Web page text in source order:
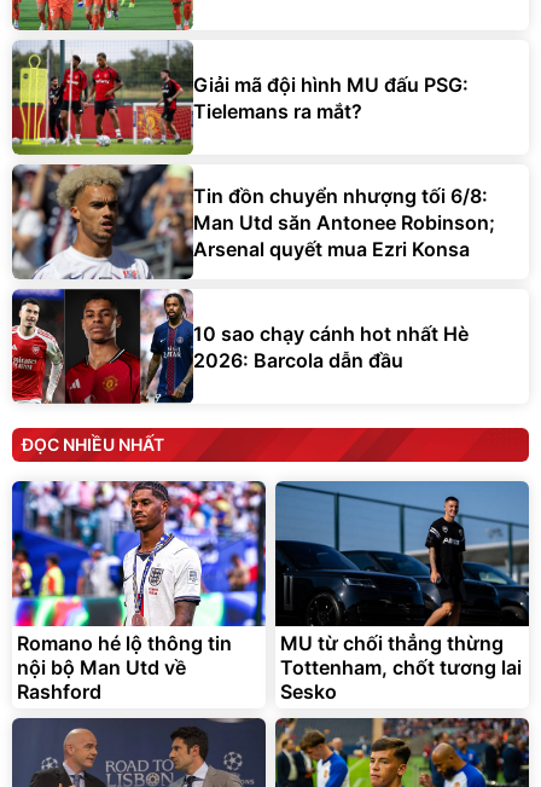
Giải mã đội hình MU đấu PSG:
Tielemans ra mắt?
Tin đồn chuyển nhượng tối 6/8:
Man Utd săn Antonee Robinson;
Arsenal quyết mua Ezri Konsa
10 sao chạy cánh hot nhất Hè
2026: Barcola dẫn đầu
ĐỌC NHIỀU NHẤT
Romano hé lộ thông tin
nội bộ Man Utd về
Rashford
MU từ chối thẳng thừng
Tottenham, chốt tương lai
Sesko